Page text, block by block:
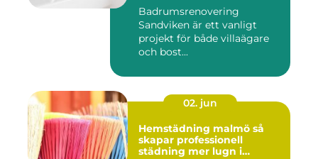
Badrumsrenovering
Sandviken är ett vanligt
projekt för både villaägare
och bost...
02. jun
Hemstädning malmö så
skapar professionell
städning mer lugn i